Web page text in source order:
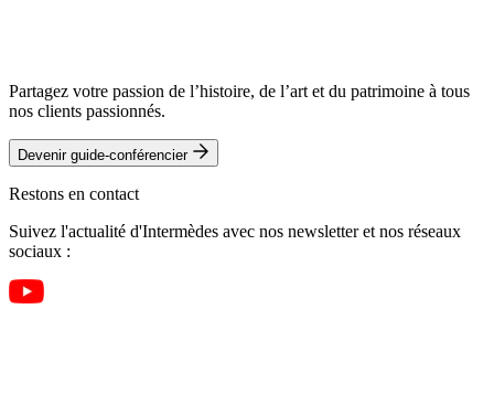
Partagez votre passion de l’histoire, de l’art et du patrimoine à tous
nos clients passionnés.
Devenir guide-conférencier
Restons en contact
Suivez l'actualité d'Intermèdes avec nos newsletter et nos réseaux
sociaux :